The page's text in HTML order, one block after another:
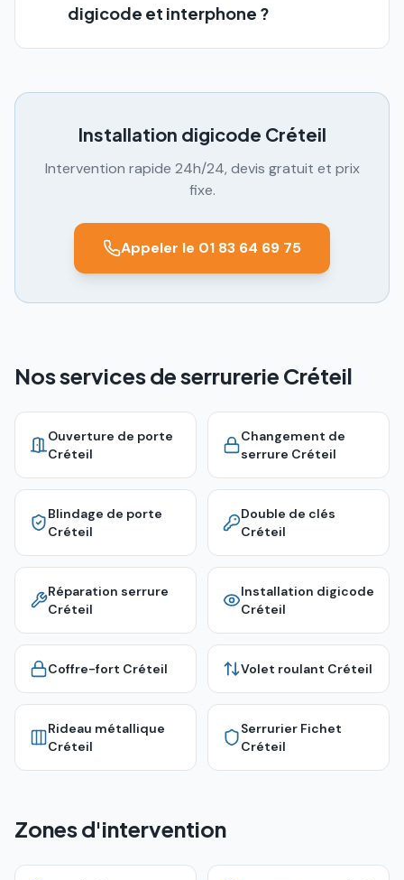
digicode et interphone ?
Installation digicode Créteil
Intervention rapide 24h/24, devis gratuit et prix
fixe.
Appeler le 01 83 64 69 75
Nos services de serrurerie Créteil
Ouverture de porte
Créteil
Changement de
serrure Créteil
Blindage de porte
Créteil
Double de clés
Créteil
Réparation serrure
Créteil
Installation digicode
Créteil
Coffre-fort Créteil Volet roulant Créteil
Rideau métallique
Créteil
Serrurier Fichet
Créteil
Zones d'intervention